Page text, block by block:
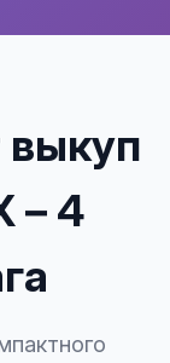
выкуп
– 4